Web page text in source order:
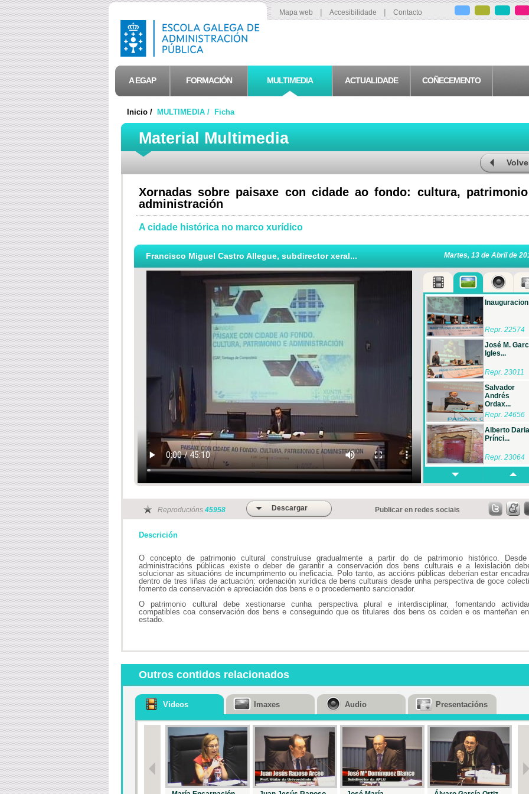
Mapa web | Accesibilidade | Contacto
A EGAP FORMACIÓN MULTIMEDIA ACTUALIDADE COÑECEMENTO
Inicio / MULTIMEDIA / Ficha
Material Multimedia
Xornadas sobre paisaxe con cidade ao fondo: cultura,
administración
A cidade histórica no marco xurídico
Francisco Miguel Castro Allegue, subdirector xeral... Martes, 13 de Abril de
Inauguracion
Repr. 22574
José M.
Igles...
Repr. 23011
Salvador
Andrés
Ordax...
Repr. 24656
Alberto
Prínci...
Repr. 23064
Fotos
Repr. 23510
Reproducións 45958 Descargar Publicar en redes sociais
Descrición
O concepto de patrimonio cultural construíuse gradualmente a partir do de patrimonio histórico.
administracións públicas existe o deber de garantir a conservación dos bens culturais e a lexislación
solucionar as situacións de incumprimento ou ineficacia. Polo tanto, as accións públicas deberían estar
dentro de tres liñas de actuación: ordenación xurídica de bens culturais desde unha perspectiva de goce
fomento da conservación e apreciación dos bens e o procedemento sancionador.
O patrimonio cultural debe xestionarse cunha perspectiva plural e interdisciplinar, fomentando
compatibles coa conservación dos bens e conseguindo que os titulares dos bens os coiden e os manteñan
estado.
Outros contidos relacionados
Videos Imaxes Audio Presentacións